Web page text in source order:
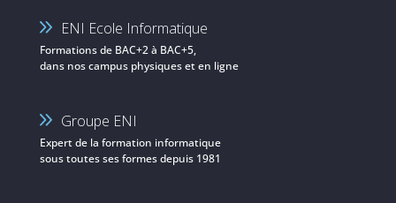
ENI Ecole Informatique
Formations de BAC+2 à BAC+5,
dans nos campus physiques et en ligne
Groupe ENI
Expert de la formation informatique
sous toutes ses formes depuis 1981